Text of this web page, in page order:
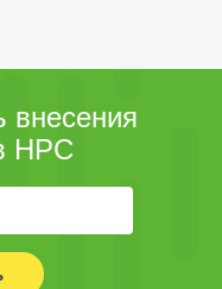
внесения
НРС